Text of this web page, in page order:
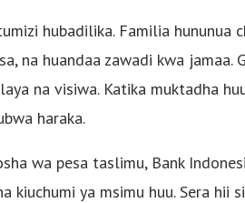
hubadilika. Familia hununua
na huandaa zawadi kwa jamaa.
na visiwa. Katika muktadha
haraka.
wa pesa taslimu, Bank
kiuchumi ya msimu huu. Sera hii